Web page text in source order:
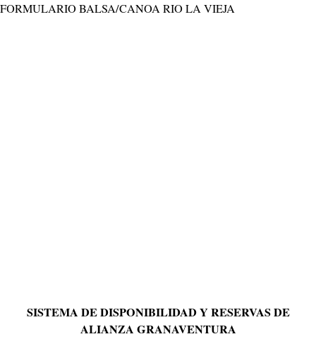
FORMULARIO BALSA/CANOA RIO LA VIEJA
SISTEMA DE DISPONIBILIDAD Y RESERVAS DE
ALIANZA GRANAVENTURA